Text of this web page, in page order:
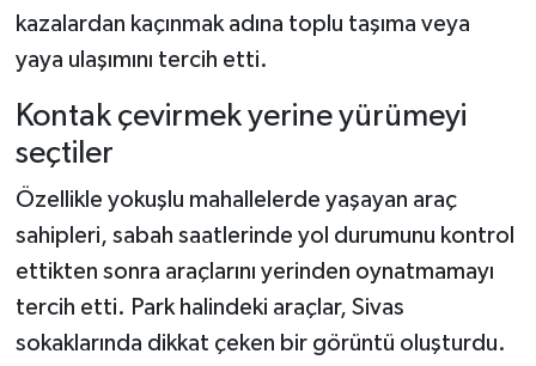
kazalardan kaçınmak adına toplu taşıma veya
yaya ulaşımını tercih etti.
Kontak çevirmek yerine yürümeyi
seçtiler
Özellikle yokuşlu mahallelerde yaşayan araç
sahipleri, sabah saatlerinde yol durumunu kontrol
ettikten sonra araçlarını yerinden oynatmamayı
tercih etti. Park halindeki araçlar, Sivas
sokaklarında dikkat çeken bir görüntü oluşturdu.